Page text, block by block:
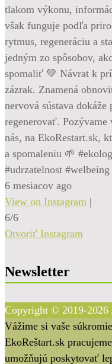
tlakom výkonu,
však funguje podľa
rytmus, regeneráciu a
jedným zo spôsobov,
spomaliť 💚 Návrat k
zázrak. Znamená
nervová sústava
regenerovať.
nás, na EkoRestart.sk,
a spomaleniu 🌱
#udrzatelnost #welbeing
6 mesiacov ago
View on Instagram |
6/6
Otvoriť Instagram
Newsletter
Copyright © 2019-2026
Vážime si vaše
EkoReštart.sk
umožňujú poskytovať